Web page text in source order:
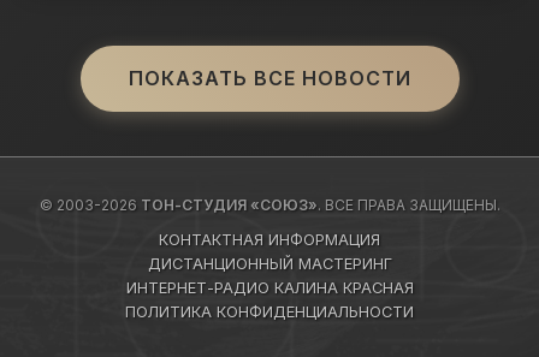
ПОКАЗАТЬ ВСЕ НОВОСТИ
© 2003-2026 ТОН-СТУДИЯ «СОЮЗ». ВСЕ ПРАВА ЗАЩИЩЕНЫ.
КОНТАКТНАЯ ИНФОРМАЦИЯ
ДИСТАНЦИОННЫЙ МАСТЕРИНГ
ИНТЕРНЕТ-РАДИО КАЛИНА КРАСНАЯ
ПОЛИТИКА КОНФИДЕНЦИАЛЬНОСТИ